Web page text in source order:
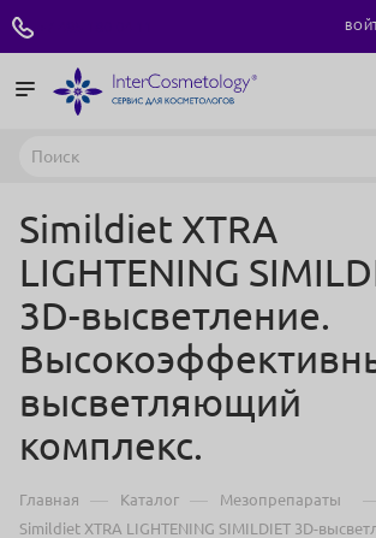
Simildiet XTRA
LIGHTENING
3D-высветление.
высветляющий
комплекс.
Главная — Каталог — Мезопрепараты
Simildiet XTRA LIGHTENING SIMILDIET 3D-